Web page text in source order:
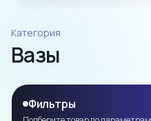
Категория
Вазы
Фильтры